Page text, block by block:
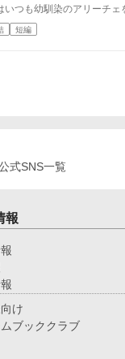
いつも幼馴染のアリーチェ
は体が弱いんだ、お前と
聞いた日、ルチアは微笑ん
短編
式SNS一覧
報
け
ムブッククラブ